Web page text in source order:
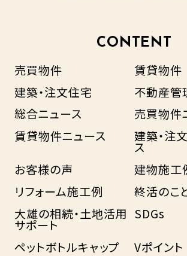
CONTENT
売買物件
賃貸物件
建築・注文住宅
不動産管
総合ニュース
売買物件
賃貸物件ニュース
建築・注
ス
お客様の声
建物施工
リフォーム施工例
終活のこ
大雄の相続・土地活用
サポート
SDGs
ペットボトルキャップ
Vポイント